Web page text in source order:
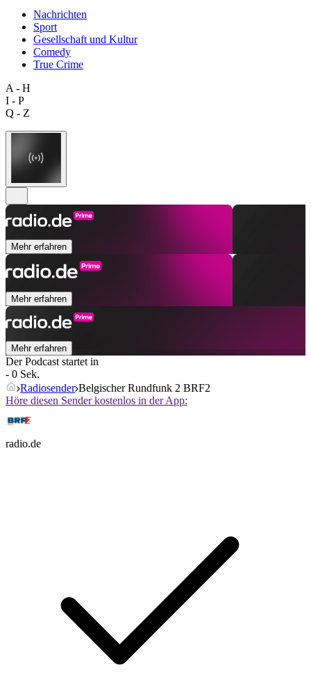
Nachrichten
Sport
Gesellschaft und Kultur
Comedy
True Crime
A - H
I - P
Q - Z
Mehr erfahren
Mehr erfahren
Mehr erfahren
Der Podcast startet in
- 0 Sek.
Radiosender Belgischer Rundfunk 2 BRF2
Höre diesen Sender kostenlos in der App:
radio.de